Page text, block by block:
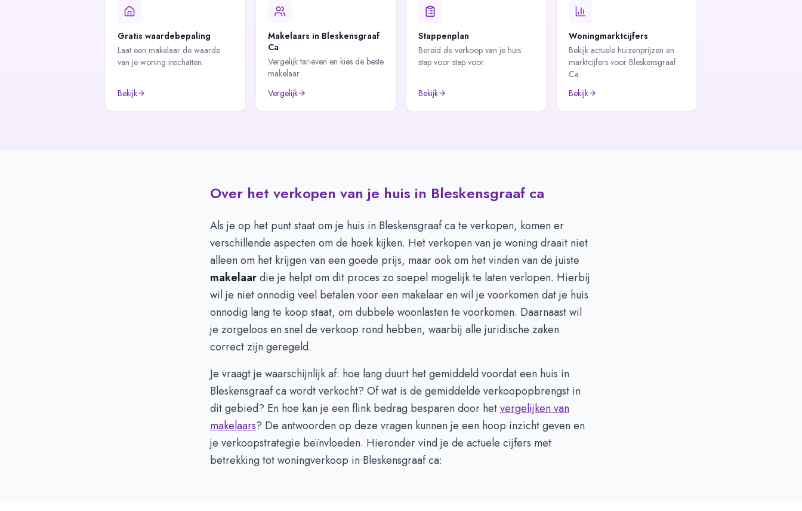
Gratis waardebepaling
Laat een makelaar de waarde
van je woning inschatten.
Bekijk
Makelaars in Bleskensgraaf
Ca
Vergelijk tarieven en kies de beste
makelaar.
Vergelijk
Stappenplan
Bereid de verkoop van je huis
stap voor stap voor.
Bekijk
Woningmarktcijfers
Bekijk actuele huizenprijzen en
marktcijfers voor Bleskensgraaf
Ca.
Bekijk
Over het verkopen van je huis in Bleskensgraaf ca
Als je op het punt staat om je huis in Bleskensgraaf ca te verkopen, komen er
verschillende aspecten om de hoek kijken. Het verkopen van je woning draait niet
alleen om het krijgen van een goede prijs, maar ook om het vinden van de juiste
makelaardie je helpt om dit proces zo soepel mogelijk te laten verlopen. Hierbij
wil je niet onnodig veel betalen voor een makelaar en wil je voorkomen dat je huis
onnodig lang te koop staat, om dubbele woonlasten te voorkomen. Daarnaast wil
je zorgeloos en snel de verkoop rond hebben, waarbij alle juridische zaken
correct zijn geregeld.
Je vraagt je waarschijnlijk af: hoe lang duurt het gemiddeld voordat een huis in
Bleskensgraaf ca wordt verkocht? Of wat is de gemiddelde verkoopopbrengst in
dit gebied? En hoe kan je een flink bedrag besparen door hetvergelijken van
makelaars? De antwoorden op deze vragen kunnen je een hoop inzicht geven en
je verkoopstrategie beïnvloeden. Hieronder vind je de actuele cijfers met
betrekking tot woningverkoop in Bleskensgraaf ca: